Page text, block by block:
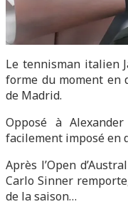
Le tennisman italien
forme du moment en
de Madrid.
Opposé à
facilement imposé en
Après l’Open
Carlo Sinner
de la saison…